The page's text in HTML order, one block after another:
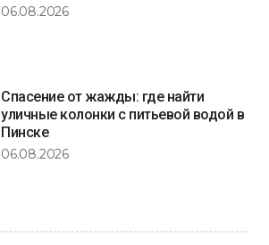
06.08.2026
Спасение от жажды: где найти
уличные колонки с питьевой водой в
Пинске
06.08.2026